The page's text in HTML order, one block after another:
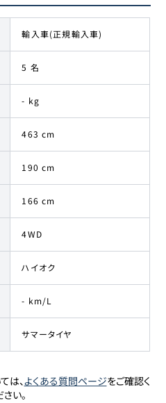
輸入車(正規輸入車)
5 名
- kg
463 cm
190 cm
166 cm
4WD
ハイオク
- km/L
サマータイヤ
は、よくある質問ページをご確認く
さい。